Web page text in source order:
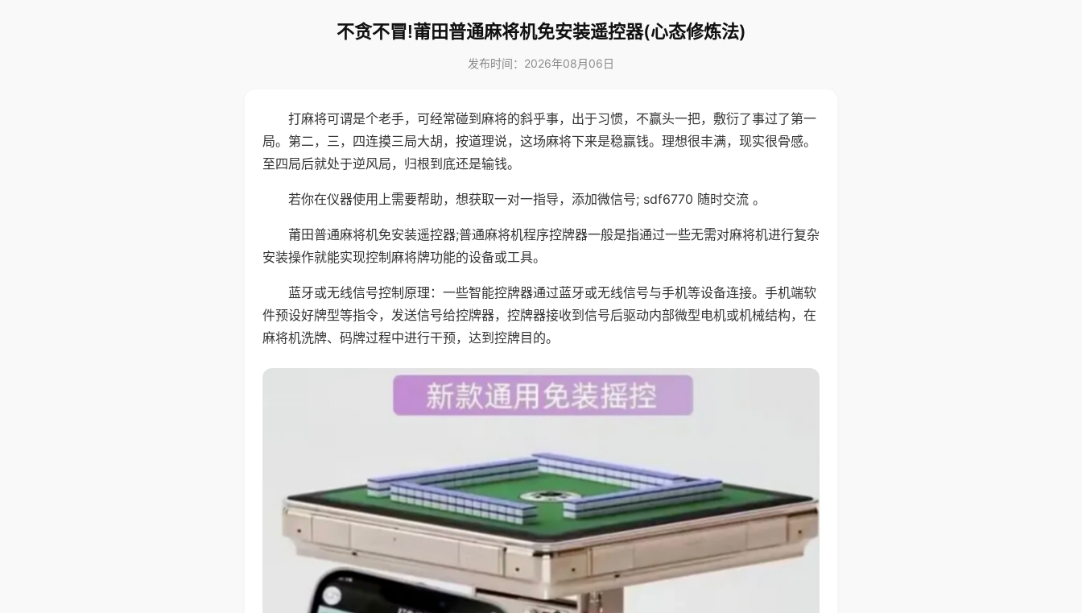
不贪不冒!莆田普通麻将机免安装遥控器(心态修炼法)
发布时间：2026年08月06日
打麻将可谓是个老手，可经常碰到麻将的斜乎事，出于习惯，不赢头一把，敷衍了事过了第一
局。第二，三，四连摸三局大胡，按道理说，这场麻将下来是稳赢钱。理想很丰满，现实很骨感。
至四局后就处于逆风局，归根到底还是输钱。
若你在仪器使用上需要帮助，想获取一对一指导，添加微信号; sdf6770 随时交流 。
莆田普通麻将机免安装遥控器;普通麻将机程序控牌器一般是指通过一些无需对麻将机进行复杂
安装操作就能实现控制麻将牌功能的设备或工具。
蓝牙或无线信号控制原理：一些智能控牌器通过蓝牙或无线信号与手机等设备连接。手机端软
件预设好牌型等指令，发送信号给控牌器，控牌器接收到信号后驱动内部微型电机或机械结构，在
麻将机洗牌、码牌过程中进行干预，达到控牌目的。